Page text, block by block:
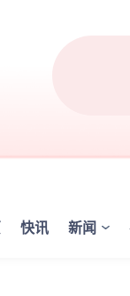
快讯 新闻